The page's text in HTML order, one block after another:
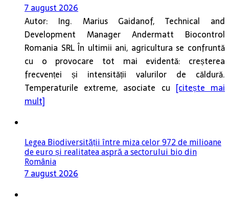
7 august 2026
Autor: Ing. Marius Gaidanof, Technical and
Development Manager Andermatt Biocontrol
Romania SRL În ultimii ani, agricultura se confruntă
cu o provocare tot mai evidentă: creșterea
frecvenței și intensității valurilor de căldură.
Temperaturile extreme, asociate cu [citește mai
mult]
Legea Biodiversității între miza celor 972 de milioane
de euro și realitatea aspră a sectorului bio din
România
7 august 2026